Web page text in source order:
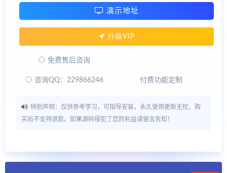
演示地址
升级VIP
免费售后咨询
咨询QQ：229866246 付费功能定制
特别声明：仅供参考学习，可指导安装，永久使用更新无忧，购
买后不支持退款。如果源码侵犯了您的利益请留言告知！